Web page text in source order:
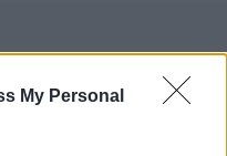
My Personal